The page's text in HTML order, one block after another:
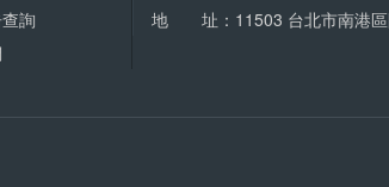
詢
地 址：11503 台北市南港區